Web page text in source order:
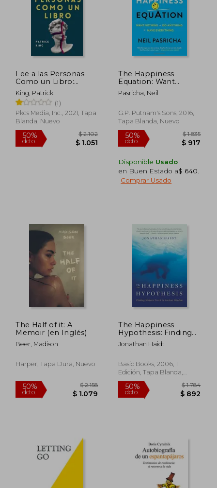
dcto. dcto.
Lee a las Personas
Como un Libro:
Cómo Analizar,
Entender y Predecir
las Emociones, los
Pensamientos, las
Intenciones y los
las Personas
King, Patrick
(1)
Pkcs Media, Inc., 2021, Tapa
Blanda, Nuevo
The Happiness
Equation: Want
Nothing + do
Anything=Have
Inglés)
Pasricha, Neil
G.P. Putnam's Sons, 2016,
Tapa Blanda, Nuevo
Disponible Usado
en Buen Estado a$ 640
Comprar Usado
The Half of it: A
Memoir (en Inglés)
Beer, Madison
Harper, Tapa Dura, Nuevo
The Happiness
Hypothesis: Finding
Modern Truth in
Ancient Wisdom (en
Jonathan Haidt
Basic Books, 2006, 1
Edición, Tapa Blanda,
Nuevo